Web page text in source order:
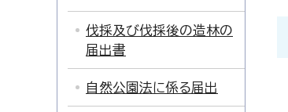
伐採及び伐採後の造林の
届出書
自然公園法に係る届出